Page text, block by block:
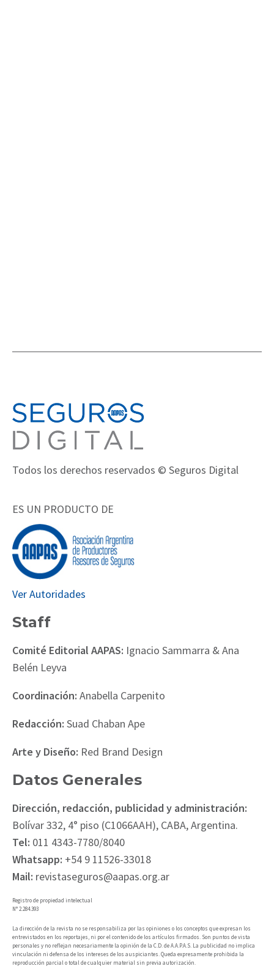
Todos los derechos reservados © Seguros Digital
ES UN PRODUCTO DE
Ver Autoridades
Staff
Comité Editorial AAPAS: Ignacio Sammarra & Ana
Belén Leyva
Coordinación: Anabella Carpenito
Redacción: Suad Chaban Ape
Arte y Diseño: Red Brand Design
Datos Generales
Dirección, redacción, publicidad y administración:
Bolívar 332, 4° piso (C1066AAH), CABA, Argentina.
Tel: 011 4343-7780/8040
Whatsapp: +54 9 11526-33018
Mail: revistaseguros@aapas.org.ar
Registro de propiedad intelectual
N° 2.284.393
La dirección de la revista no se responsabiliza por las opiniones o los conceptos que expresan los
entrevistados en los reportajes, ni por el contenido de los artículos firmados. Son puntos de vista
personales y no reflejan necesariamente la opinión de la C.D. de A.A.P.A.S. La publicidad no implica
vinculación ni defensa de los intereses de los auspiciantes. Queda expresamente prohibida la
reproducción parcial o total de cualquier material sin previa autorización.